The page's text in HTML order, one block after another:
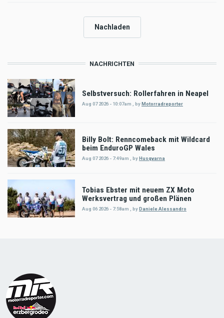
Nachladen
NACHRICHTEN
Selbstversuch: Rollerfahren in Neapel
Aug 07 2026 - 10:07am byMotorradreporter
Billy Bolt: Renncomeback mit Wildcard
beim EnduroGP Wales
Aug 07 2026 - 7:49am , by Husqvarna
Tobias Ebster mit neuem ZX Moto
Werksvertrag und großen Plänen
Aug 06 2026 - 7:58am byDaniele Alessandro